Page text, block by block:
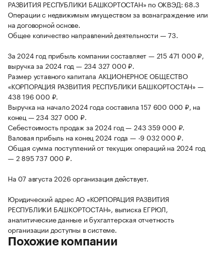
РАЗВИТИЯ РЕСПУБЛИКИ БАШКОРТОСТАН» по ОКВЭД: 68.3
Операции с недвижимым имуществом за вознаграждение или
на договорной основе.
Общее количество направлений деятельности — 73.
За 2024 год прибыль компании составляет — 215 471 000 ₽,
выручка за 2024 год — 234 327 000 ₽.
Размер уставного капитала АКЦИОНЕРНОЕ ОБЩЕСТВО
«КОРПОРАЦИЯ РАЗВИТИЯ РЕСПУБЛИКИ БАШКОРТОСТАН» —
438 196 000 ₽.
Выручка на начало 2024 года составила 157 600 000 ₽, на
конец — 234 327 000 ₽.
Себестоимость продаж за 2024 год — 243 359 000 ₽.
Валовая прибыль на конец 2024 года — -9 032 000 ₽.
Общая сумма поступлений от текущих операций на 2024 год
— 2 895 737 000 ₽.
На 07 августа 2026 организация действует.
Юридический адрес АО «КОРПОРАЦИЯ РАЗВИТИЯ
РЕСПУБЛИКИ БАШКОРТОСТАН», выписка ЕГРЮЛ,
аналитические данные и бухгалтерская отчетность
организации доступны в системе.
Похожие компании